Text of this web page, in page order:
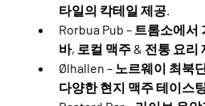
타일의 칵테일 제공.
Rorbua Pub – 트롬소에서
바, 로컬 맥주 & 전통 요리
Ølhallen – 노르웨이 최북
다양한 현지 맥주 테이스